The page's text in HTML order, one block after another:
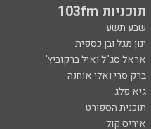
תוכניות 103fm
שבע תשע
ינון מגל ובן כספית
אראל סג"ל ואיל ברקוביץ'
ברק סרי ואלי אוחנה
גיא פלג
תוכנית הספורט
איריס קול